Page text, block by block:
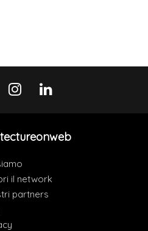
il network
partners